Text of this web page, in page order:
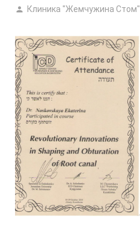
КОНТАКТЫ
ПОЛЕЗНОЕ
Клиника "Жемчужина Стом"